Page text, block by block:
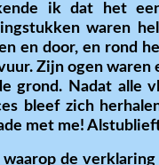
ik dat het
waren
en door, en rond
Zijn ogen waren
grond. Nadat alle
bleef zich
met me!
waarop de